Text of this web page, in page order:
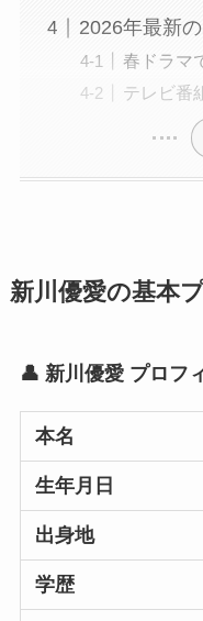
2026年最新
春ドラマ
テレビ番
新川優愛の基本
👤 新川優愛 プロフ
本名
生年月日
出身地
学歴